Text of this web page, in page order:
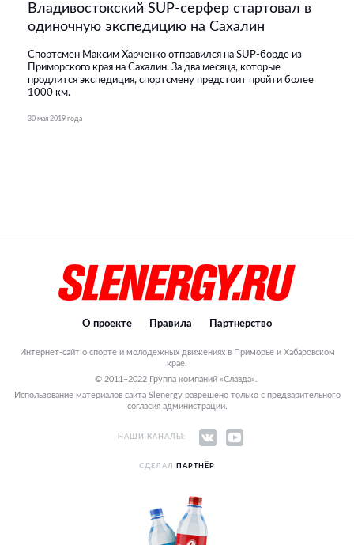
Владивостокский SUP-серфер стартовал в
одиночную экспедицию на Сахалин
Спортсмен Максим Харченко отправился на SUP-борде из
Приморского края на Сахалин. За два месяца, которые
продлится экспедиция, спортсмену предстоит пройти более
1000 км.
30 мая 2019 года
О проекте Правила Партнерство
Интернет-сайт о спорте и молодежных движениях в Приморье и Хабаровском
крае.
© 2011–2022 Группа компаний «Славда».
Использование материалов сайта Slenergy разрешено только с предварительного
согласия администрации.
НАШИ КАНАЛЫ:
СДЕЛАЛ ПАРТНЁР